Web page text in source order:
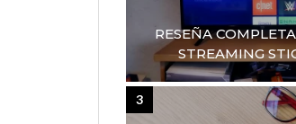
RESEÑA
STREAMING
3